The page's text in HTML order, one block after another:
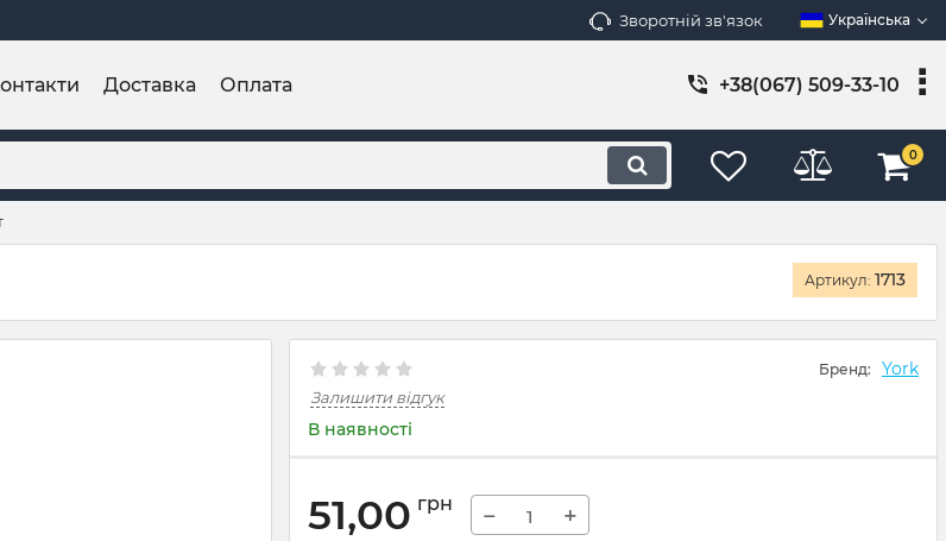
Зворотній зв'язок Українська
Доставка Оплата +38(067) 509-33-10
0
Артикул: 1713
Бренд: York
Залишити відгук
В наявності
51,00 грн − +